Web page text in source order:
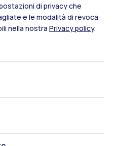
di privacy che
e le modalità di revoca
nella nostra Privacy policy.